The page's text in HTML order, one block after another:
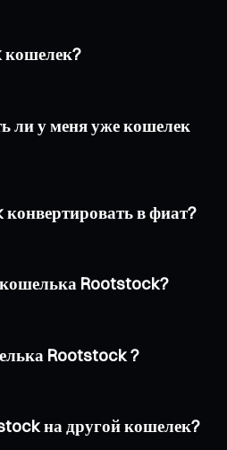
кошелек?
ли у меня уже кошелек
в фиат?
Rootstock?
Rootstock ?
на другой кошелек?